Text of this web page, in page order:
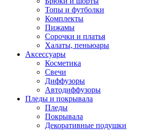
Топы и футболки
Комплекты
Пижамы
Сорочки и платья
Халаты, пеньюары
Аксессуары
Косметика
Свечи
Диффузоры
Автодиффузоры
Пледы и покрывала
Пледы
Покрывала
Декоративные подушки